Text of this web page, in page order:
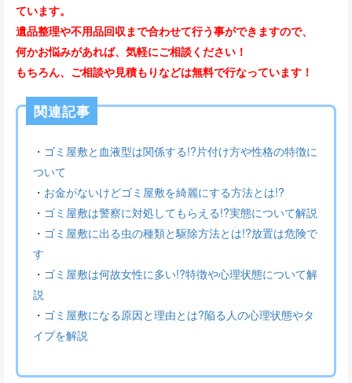
ています。
遺品整理や不用品回収まで合わせて行う事ができますので、
何かお悩みがあれば、気軽にご相談ください！
もちろん、ご相談や見積もりなどは無料で行なっています！
関連記事
・ ゴミ屋敷と血液型は関係する!?片付け方や性格の特徴に
ついて
・ お金がないけどゴミ屋敷を綺麗にする方法とは!?
・ ゴミ屋敷は警察に対処してもらえる!?実態について解説
・ ゴミ屋敷に出る虫の種類と駆除方法とは!?放置は危険で
す
・ ゴミ屋敷は何故女性に多い!?特徴や心理状態について解
説
・ ゴミ屋敷になる原因と理由とは?陥る人の心理状態やタ
イプを解説